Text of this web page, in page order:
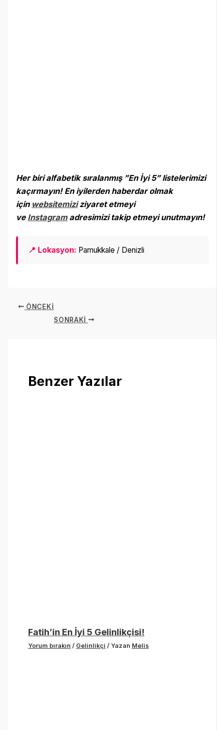
Her biri alfabetik sıralanmış ”En İyi 5” listelerimizi
kaçırmayın! En iyilerden haberdar olmak
için websitemiziziyaret etmeyi
ve Instagramadresimizi takip etmeyi unutmayın!
📍 Lokasyon: Pamukkale / Denizli
ÖNCEKI
SONRAKI
Benzer Yazılar
Fatih’in En İyi 5 Gelinlikçisi!
Yorum bırakın / Gelinlikçi / Yazan Melis